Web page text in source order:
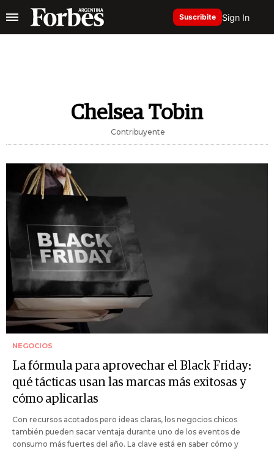
Suscribite Sign In
Chelsea Tobin
Contribuyente
NEGOCIOS
La fórmula para aprovechar el Black Friday:
qué tácticas usan las marcas más exitosas y
cómo aplicarlas
Con recursos acotados pero ideas claras, los negocios chicos
también pueden sacar ventaja durante uno de los eventos de
consumo más fuertes del año. La clave está en saber cómo y